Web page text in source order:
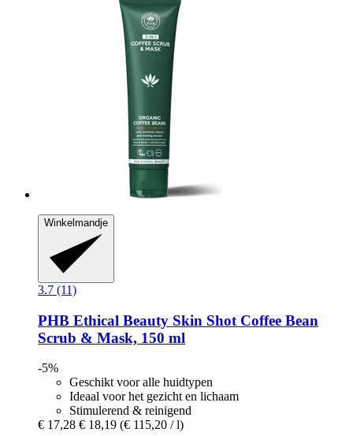
Winkelmandje
3.7 (11)
PHB Ethical Beauty Skin Shot Coffee Bean
Scrub & Mask, 150 ml
-5%
Geschikt voor alle huidtypen
Ideaal voor het gezicht en lichaam
Stimulerend & reinigend
€ 17,28 € 18,19 (€ 115,20 / l)